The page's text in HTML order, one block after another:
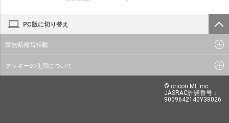
PC版に切り替え
禁無断複写転載
クッキーの使用について
© oricon ME inc.
JASRAC許諾番号：
9009642140Y38026